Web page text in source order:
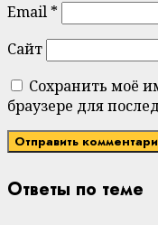
Email *
Сайт
Сохранить моё
браузере для
Ответы по теме